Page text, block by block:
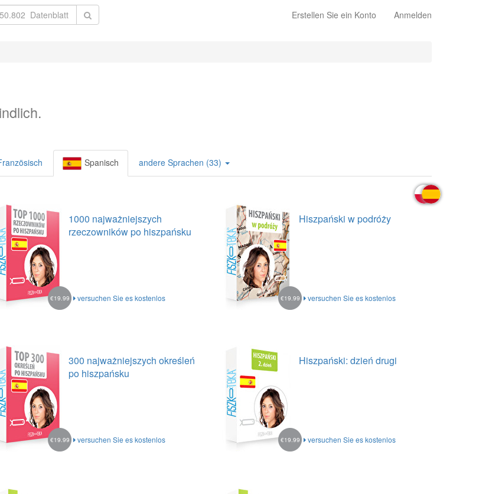
Erstellen Sie ein Konto Anmelden
Spanisch andere Sprachen (33)
1000 najważniejszych
rzeczowników po hiszpańsku
versuchen Sie es kostenlos
€19.99
Hiszpański w podróży
versuchen Sie es kostenlos
€19.99
300 najważniejszych określeń
po hiszpańsku
versuchen Sie es kostenlos
€19.99
Hiszpański: dzień drugi
versuchen Sie es kostenlos
€19.99